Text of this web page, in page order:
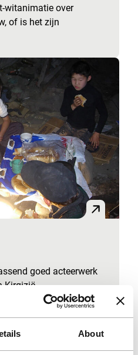
About
witanimatie over
of is het zijn
goed acteerwerk
Kirgizië.